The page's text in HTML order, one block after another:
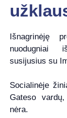
Išnagrinėję
nuodugniai
susijusius su
Socialinėje
Gateso
nėra.